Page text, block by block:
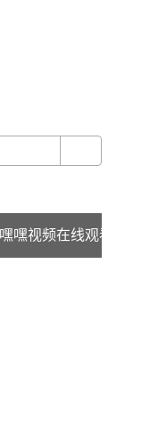
嘿视频在线观看